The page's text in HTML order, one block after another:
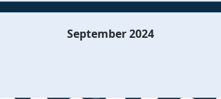
September 2024